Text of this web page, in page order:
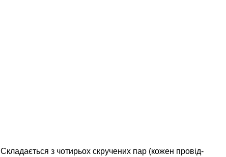
Складається з чотирьох скручених пар (кожен провід-